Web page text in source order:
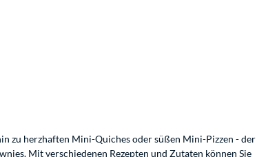
zu herzhaften Mini-Quiches oder süßen Mini-Pizzen - der
Mit verschiedenen Rezepten und Zutaten können Sie